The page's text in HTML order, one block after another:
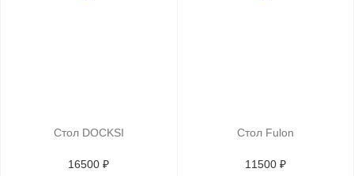
Стол DOCKSI
16500 ₽
Стол Fulon
11500 ₽